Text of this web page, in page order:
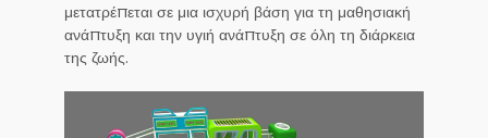
μετατρέπεται σε μια ισχυρή βάση για τη μαθησιακή
ανάπτυξη και την υγιή ανάπτυξη σε όλη τη διάρκεια
της ζωής.